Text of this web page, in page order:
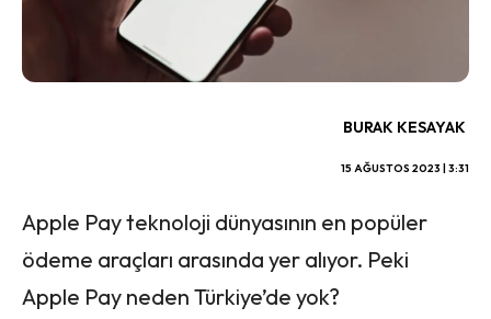
BURAK KESAYAK
15 AĞUSTOS 2023 | 3:31
Apple Pay teknoloji dünyasının en popüler
ödeme araçları arasında yer alıyor. Peki
Apple Pay neden Türkiye’de yok?